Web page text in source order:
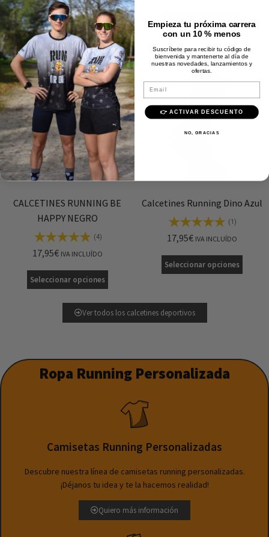
Seleccionar opciones Seleccionar opciones
CALCETINES RUNNING BE
HAPPY NEGRO
(4)
17,95€ IVA INCLUÍDO
Seleccionar opciones
Calcetines Running Dino Azul
(1)
17,95€ IVA INCLUÍDO
Seleccionar opciones
Ver todos los calcetines deportivos
Ropa Running Personalizada
Camisetas Running Personalizadas
Descubre nuestra línea de camisetas running personalizadas.
¡Déjanos tu idea y te la hacemos realidad!
Quiero más información
Empieza tu próxima carrera
con un 10 % menos
Suscríbete para recibir tu código de
bienvenida y mantenerte al día de
nuestras novedades, lanzamientos y
ofertas.
Email
👉 ACTIVAR DESCUENTO
NO, GRACIAS